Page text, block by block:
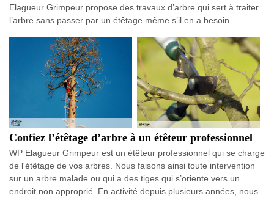
Elagueur Grimpeur propose des travaux d’arbre qui sert à traiter
l’arbre sans passer par un étêtage même s’il en a besoin.
Confiez l’étêtage d’arbre à un étêteur professionnel
WP Elagueur Grimpeur est un étêteur professionnel qui se charge
de l'étêtage de vos arbres. Nous faisons ainsi toute intervention
sur un arbre malade ou qui a des tiges qui s’oriente vers un
endroit non approprié. En activité depuis plusieurs années, nous